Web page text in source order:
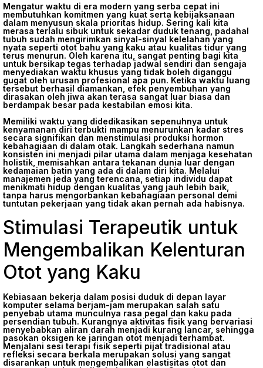
Mengatur waktu di era modern yang serba cepat ini
membutuhkan komitmen yang kuat serta kebijaksanaan
dalam menyusun skala prioritas hidup. Sering kali kita
merasa terlalu sibuk untuk sekadar duduk tenang, padahal
tubuh sudah mengirimkan sinyal-sinyal kelelahan yang
nyata seperti otot bahu yang kaku atau kualitas tidur yang
terus menurun. Oleh karena itu, sangat penting bagi kita
untuk bersikap tegas terhadap jadwal sendiri dan sengaja
menyediakan waktu khusus yang tidak boleh diganggu
gugat oleh urusan profesional apa pun. Ketika waktu luang
tersebut berhasil diamankan, efek penyembuhan yang
dirasakan oleh jiwa akan terasa sangat luar biasa dan
berdampak besar pada kestabilan emosi kita.
Memiliki waktu yang didedikasikan sepenuhnya untuk
kenyamanan diri terbukti mampu menurunkan kadar stres
secara signifikan dan menstimulasi produksi hormon
kebahagiaan di dalam otak. Langkah sederhana namun
konsisten ini menjadi pilar utama dalam menjaga kesehatan
holistik, memisahkan antara tekanan dunia luar dengan
kedamaian batin yang ada di dalam diri kita. Melalui
manajemen jeda yang terencana, setiap individu dapat
menikmati hidup dengan kualitas yang jauh lebih baik,
tanpa harus mengorbankan kebahagiaan personal demi
tuntutan pekerjaan yang tidak akan pernah ada habisnya.
Stimulasi Terapeutik untuk
Mengembalikan Kelenturan
Otot yang Kaku
Kebiasaan bekerja dalam posisi duduk di depan layar
komputer selama berjam-jam merupakan salah satu
penyebab utama munculnya rasa pegal dan kaku pada
persendian tubuh. Kurangnya aktivitas fisik yang bervariasi
menyebabkan aliran darah menjadi kurang lancar, sehingga
pasokan oksigen ke jaringan otot menjadi terhambat.
Menjalani sesi terapi fisik seperti pijat tradisional atau
refleksi secara berkala merupakan solusi yang sangat
disarankan untuk mengembalikan elastisitas otot dan